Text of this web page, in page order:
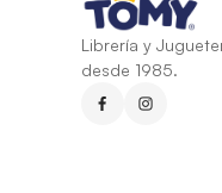
Librería y
desde 1985.